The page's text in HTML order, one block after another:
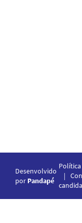
Desenvolvido
por Pandapé